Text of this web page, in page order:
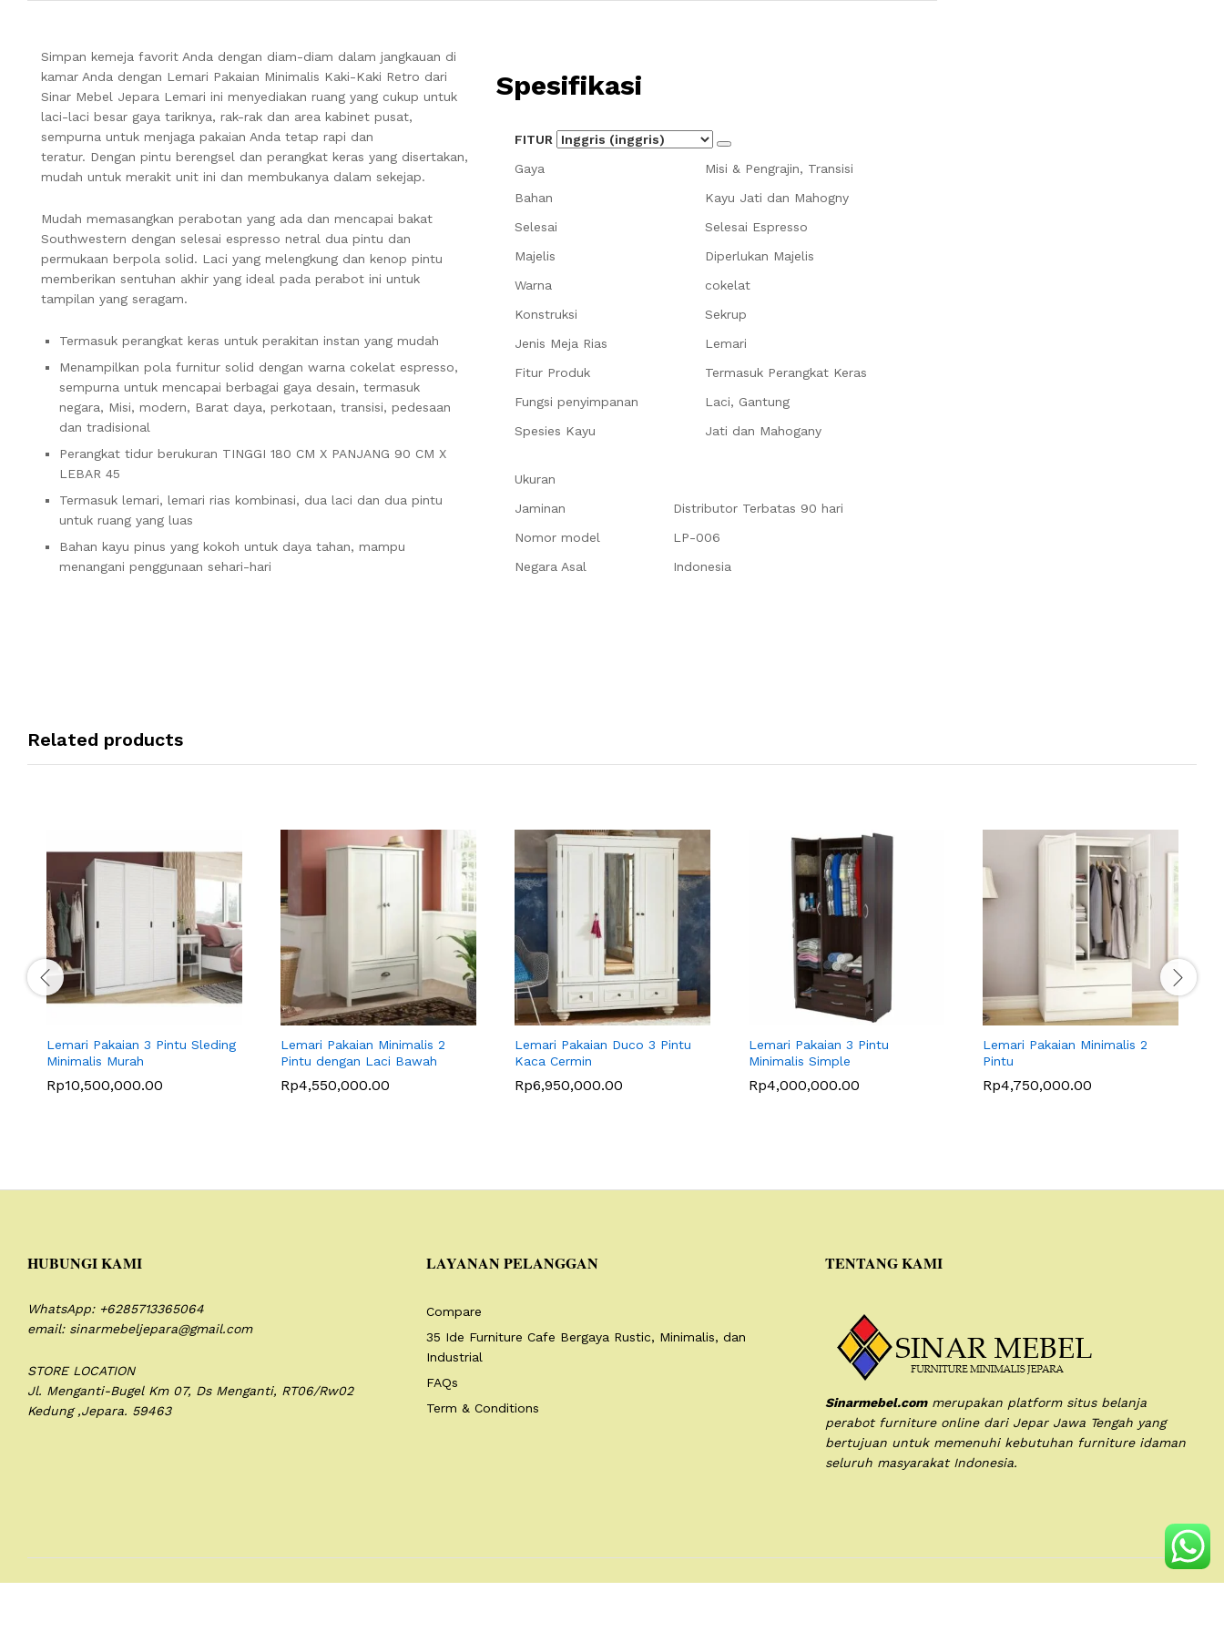
Simpan kemeja favorit Anda dengan diam-diam dalam jangkauan di
kamar Anda dengan Lemari Pakaian Minimalis Kaki-Kaki Retro dari
Sinar Mebel Jepara Lemari ini menyediakan ruang yang cukup untuk
laci-laci besar gaya tariknya, rak-rak dan area kabinet pusat,
sempurna untuk menjaga pakaian Anda tetap rapi dan
teratur. Dengan pintu berengsel dan perangkat keras yang disertakan,
mudah untuk merakit unit ini dan membukanya dalam sekejap.
Mudah memasangkan perabotan yang ada dan mencapai bakat
Southwestern dengan selesai espresso netral dua pintu dan
permukaan berpola solid. Laci yang melengkung dan kenop pintu
memberikan sentuhan akhir yang ideal pada perabot ini untuk
tampilan yang seragam.
Termasuk perangkat keras untuk perakitan instan yang mudah
Menampilkan pola furnitur solid dengan warna cokelat espresso,
sempurna untuk mencapai berbagai gaya desain, termasuk
negara, Misi, modern, Barat daya, perkotaan, transisi, pedesaan
dan tradisional
Perangkat tidur berukuran TINGGI 180 CM X PANJANG 90 CM X
LEBAR 45
Termasuk lemari, lemari rias kombinasi, dua laci dan dua pintu
untuk ruang yang luas
Bahan kayu pinus yang kokoh untuk daya tahan, mampu
menangani penggunaan sehari-hari
Spesifikasi
FITUR
Gaya
Misi & Pengrajin, Transisi
Bahan
Kayu Jati dan Mahogny
Selesai
Selesai Espresso
Majelis
Diperlukan Majelis
Warna
cokelat
Konstruksi
Sekrup
Jenis Meja Rias
Lemari
Fitur Produk
Termasuk Perangkat Keras
Fungsi penyimpanan
Laci, Gantung
Spesies Kayu
Jati dan Mahogany
Ukuran
Jaminan
Distributor Terbatas 90 hari
Nomor model
LP-006
Negara Asal
Indonesia
Related products
Lemari Pakaian 3 Pintu Sleding
Minimalis Murah
Rp10,500,000.00
Lemari Pakaian Minimalis 2
Pintu dengan Laci Bawah
Rp4,550,000.00
Lemari Pakaian Duco 3 Pintu
Kaca Cermin
Rp6,950,000.00
Lemari Pakaian 3 Pintu
Minimalis Simple
Rp4,000,000.00
Lemari Pakaian Minimalis 2
Pintu
Rp4,750,000.00
HUBUNGI KAMI
WhatsApp: +6285713365064
email: sinarmebeljepara@gmail.com
STORE LOCATION
Jl. Menganti-Bugel Km 07, Ds Menganti, RT06/Rw02
Kedung ,Jepara. 59463
LAYANAN PELANGGAN
Compare
35 Ide Furniture Cafe Bergaya Rustic, Minimalis, dan
Industrial
FAQs
Term & Conditions
TENTANG KAMI
Sinarmebel.commerupakan platform situs belanja
perabot furniture online dari Jepar Jawa Tengah yang
bertujuan untuk memenuhi kebutuhan furniture idaman
seluruh masyarakat Indonesia.